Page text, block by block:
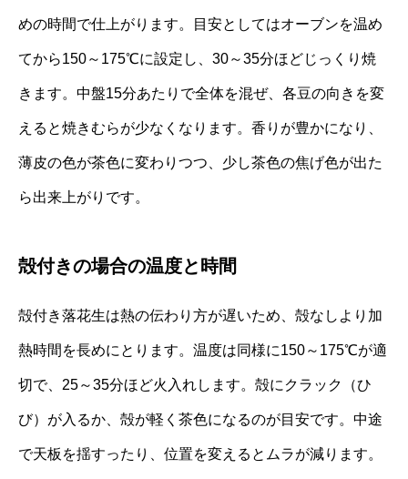
めの時間で仕上がります。目安としてはオーブンを温め
てから150～175℃に設定し、30～35分ほどじっくり焼
きます。中盤15分あたりで全体を混ぜ、各豆の向きを変
えると焼きむらが少なくなります。香りが豊かになり、
薄皮の色が茶色に変わりつつ、少し茶色の焦げ色が出た
ら出来上がりです。
殻付きの場合の温度と時間
殻付き落花生は熱の伝わり方が遅いため、殻なしより加
熱時間を長めにとります。温度は同様に150～175℃が適
切で、25～35分ほど火入れします。殻にクラック（ひ
び）が入るか、殻が軽く茶色になるのが目安です。中途
で天板を揺すったり、位置を変えるとムラが減ります。